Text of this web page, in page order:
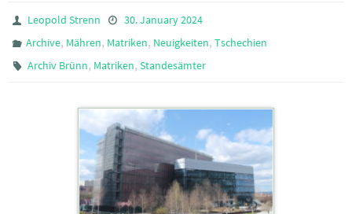
Leopold Strenn
30. January 2024
Archive, Mähren, Matriken, Neuigkeiten,Tschechien
Archiv Brünn, Matriken,Standesämter